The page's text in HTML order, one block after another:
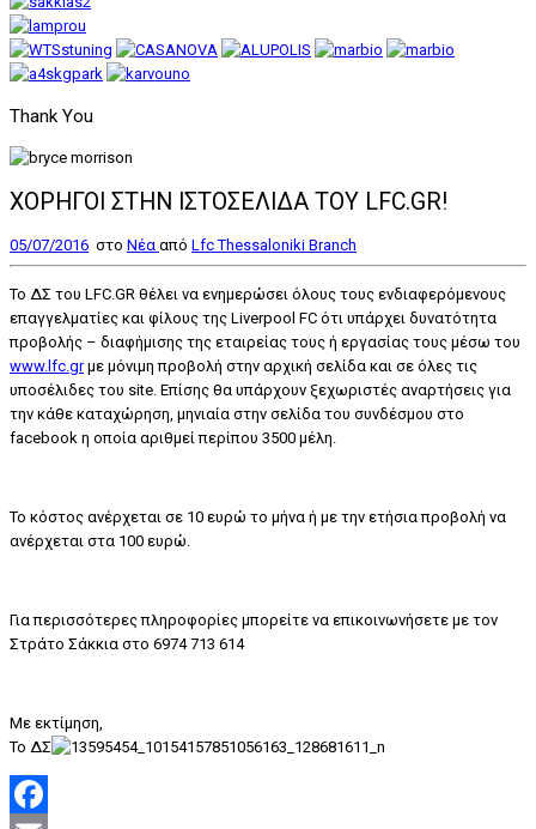
Thank You
ΧΟΡΗΓΟΙ ΣΤΗΝ ΙΣΤΟΣΕΛΙΔΑ ΤΟΥ LFC.GR!
05/07/2016 στο Nέα από Lfc Thessaloniki Branch
Το ΔΣ του LFC.GR θέλει να ενημερώσει όλους τους ενδιαφερόμενους
επαγγελματίες και φίλους της Liverpool FC ότι υπάρχει δυνατότητα
προβολής – διαφήμισης της εταιρείας τους ή εργασίας τους μέσω του
www.lfc.grμε μόνιμη προβολή στην αρχική σελίδα και σε όλες τις
υποσέλιδες του site. Επίσης θα υπάρχουν ξεχωριστές αναρτήσεις για
την κάθε καταχώρηση, μηνιαία στην σελίδα του συνδέσμου στο
facebook η οποία αριθμεί περίπου 3500 μέλη.
Το κόστος ανέρχεται σε 10 ευρώ το μήνα ή με την ετήσια προβολή να
ανέρχεται στα 100 ευρώ.
Για περισσότερες πληροφορίες μπορείτε να επικοινωνήσετε με τον
Στράτο Σάκκια στο 6974 713 614
Με εκτίμηση,
Το ΔΣ